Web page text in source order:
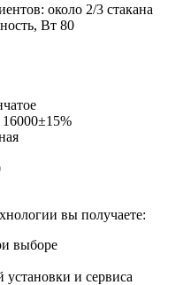
около 2/3 стакана
Вт 80
вы получаете:
выборе
установки и сервиса